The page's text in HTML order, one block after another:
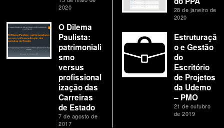
2020
O Dilema
Paulista:
patrimoniali
smo
versus
profissional
ização das
Carreiras
de Estado
7 de agosto de
2017
28 de janeiro de
2020
Estruturaçã
o e Gestão
do
Escritório
de Projetos
da Udemo
– PMO
21 de outubro
de 2019